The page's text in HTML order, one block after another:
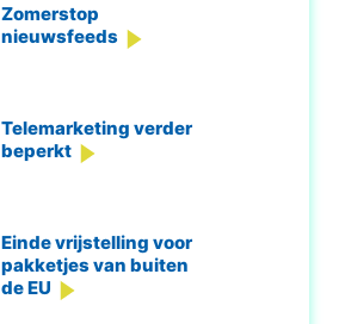
Zomerstop
nieuwsfeeds
Telemarketing verder
beperkt
Einde vrijstelling voor
pakketjes van buiten
de EU